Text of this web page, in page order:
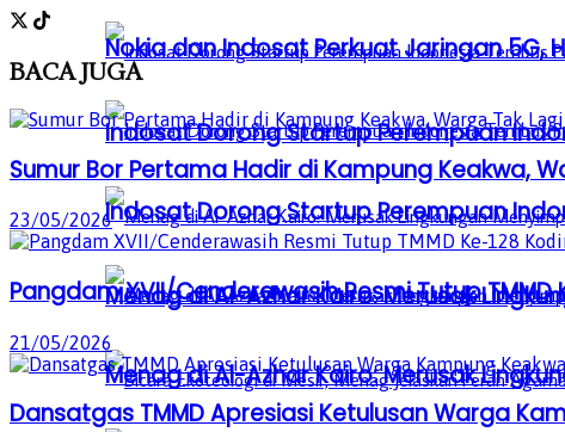
Indosat Dorong Startup Perempuan
Menag di Al-Azhar Kairo: Merusak
Nokia dan Indosat Perkuat Jaringan 5G,
Indosat Dorong Startup Perempuan
Menag di Al-Azhar Kairo: Merusak
BACAJUGA
Sumur Bor Pertama Hadir di Kampung Keakwa,
23/05/2026
Pangdam XVII/Cenderawasih Resmi Tutup
21/05/2026
Dansatgas TMMD Apresiasi Ketulusan Warga